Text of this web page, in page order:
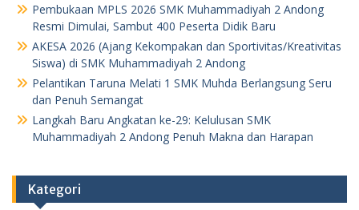
Pembukaan MPLS 2026 SMK Muhammadiyah 2 Andong
Resmi Dimulai, Sambut 400 Peserta Didik Baru
AKESA 2026 (Ajang Kekompakan dan Sportivitas/Kreativitas
Siswa) di SMK Muhammadiyah 2 Andong
Pelantikan Taruna Melati 1 SMK Muhda Berlangsung Seru
dan Penuh Semangat
Langkah Baru Angkatan ke-29: Kelulusan SMK
Muhammadiyah 2 Andong Penuh Makna dan Harapan
Kategori